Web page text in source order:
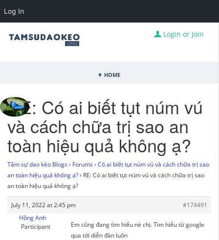
Login or Join
Home
RE: Có ai biết tụt núm vú
và cách chữa trị sao an
toàn hiệu quả không ạ?
Tâm sự dao kéo Blogs › Forums › Có ai biết tụt núm vú và cách chữa trị sao
an toàn hiệu quả không ạ?› RE: Có ai biết tụt núm vú và cách chữa trị sao
an toàn hiệu quả không ạ?
July 11, 2022 at 2:45 pm
#174491
Hồng Anh
Participant
Em cũng đang tìm hiểu nè chị. Tìm hiểu từ google
qua tới diễn đàn luôn
Log In